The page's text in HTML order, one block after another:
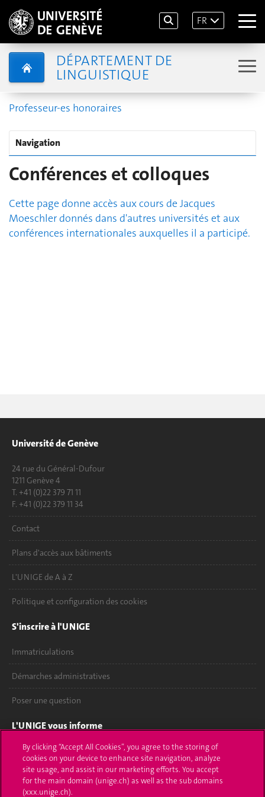
FR
DÉPARTEMENT DE
LINGUISTIQUE
Professeur-es honoraires
Navigation
Conférences et colloques
Cette page donne accès aux cours de Jacques
Moeschler donnés dans d'autres universités et aux
conférences internationales auxquelles il a participé.
Université de Genève
24 rue du Général-Dufour
1211 Genève 4
T. +41 (0)22 379 71 11
F. +41 (0)22 379 11 34
Contact
Plans d'accès aux bâtiments
L'UNIGE de A à Z
Politique et configuration des cookies
S'inscrire à l'UNIGE
Immatriculations
Démarches administratives
Poser une question
L'UNIGE vous informe
UNIGE Mobile
Médias
By clicking “Accept All Cookies”, you agree to the storing of
cookies on your device to enhance site navigation, analyze
site usage, and assist in our marketing efforts. You accept
for the main domain (unige.ch) as well as the sub domains
(xxx.unige.ch).